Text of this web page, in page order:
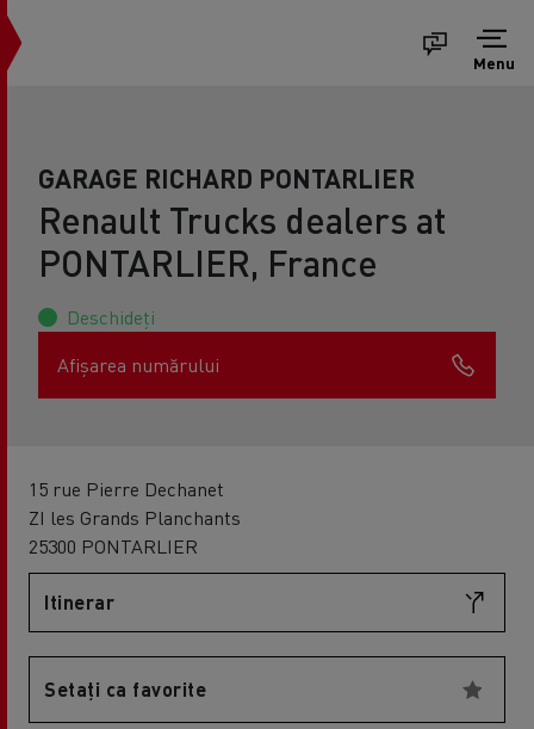
Menu
GARAGE RICHARD PONTARLIER
Renault Trucks dealers at
PONTARLIER, France
Deschideți
Afișarea numărului
15 rue Pierre Dechanet
ZI les Grands Planchants
25300 PONTARLIER
Itinerar
Setați ca favorite